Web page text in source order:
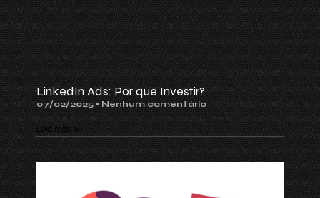
LinkedIn Ads: Por que Investir?
07/02/2025 Nenhum comentário
Leia mais »